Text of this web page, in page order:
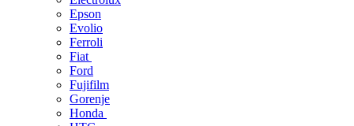
Epson
Evolio
Ferroli
Fiat
Ford
Fujifilm
Gorenje
Honda